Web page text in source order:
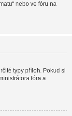
nebo ve fóru na
typy příloh. Pokud si
fóra a